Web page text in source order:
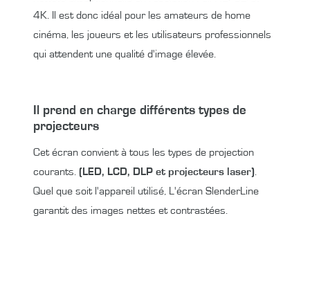
4K. Il est donc idéal pour les amateurs de home
cinéma, les joueurs et les utilisateurs professionnels
qui attendent une qualité d'image élevée.
Il prend en charge différents types de
projecteurs
Cet écran convient à tous les types de projection
courants. (LED, LCD, DLP et projecteurs laser)
Quel que soit l'appareil utilisé, L'écran SlenderLine
garantit des images nettes et contrastées.